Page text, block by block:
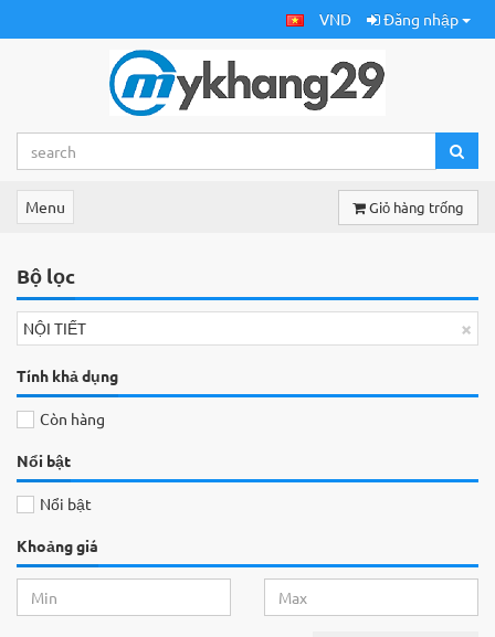
VND Đăng nhập
Menu Giỏ hàng trống
Bộ lọc
×
NỘI TIẾT
Tính khả dụng
Còn hàng
Nổi bật
Nổi bật
Khoảng giá